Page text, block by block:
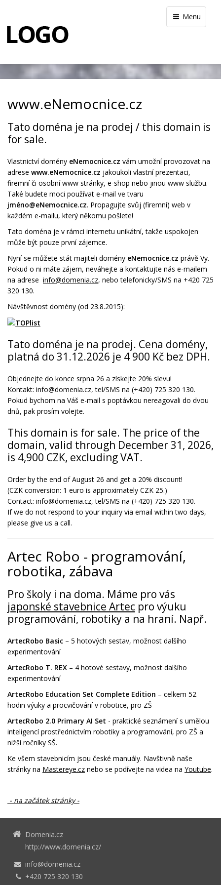
Menu
www.eNemocnice.cz
Tato doména je na prodej / this domain is
for sale.
Vlastnictví domény eNemocnice.cz vám umožní provozovat na
adrese www.eNemocnice.cz jakoukoli vlastní prezentaci,
firemní či osobní www stránky, e-shop nebo jinou www službu.
Také budete moci používat e-mail ve tvaru
jméno@eNemocnice.cz. Propagujte svůj (firemní) web v
každém e-mailu, který někomu pošlete!
Tato doména je v rámci internetu unikátní, takže uspokojen
může být pouze první zájemce.
Nyní se můžete stát majiteli domény eNemocnice.cz právě Vy.
Pokud o ni máte zájem, neváhejte a kontaktujte nás e-mailem
na adrese info@domenia.cz, nebo telefonicky/SMS na +420 725
320 130.
Návštěvnost domény (od 23.8.2015):
Tato doména je na prodej. Cena domény,
platná do 31.12.2026 je 4 900 Kč bez DPH.
Objednejte do konce srpna 26 a získejte 20% slevu!
Kontakt: info@domenia.cz, tel/SMS na (+420) 725 320 130.
Pokud bychom na Váš e-mail s poptávkou nereagovali do dvou
dnů, pak prosím volejte.
This domain is for sale. The price of the
domain, valid through December 31, 2026,
is 4,900 CZK, excluding VAT.
Order by the end of August 26 and get a 20% discount!
(CZK conversion: 1 euro is approximately CZK 25.)
Contact: info@domenia.cz, tel/SMS na (+420) 725 320 130.
If we do not respond to your inquiry via email within two days,
please give us a call.
Artec Robo - programování,
robotika, zábava
Pro školy i na doma. Máme pro vás
japonské stavebnice Artec pro výuku
programování, robotiky a na hraní. Např.
ArtecRobo Basic – 5 hotových sestav, možnost dalšího
experimentování
ArtecRobo T. REX – 4 hotové sestavy, možnost dalšího
experimentování
ArtecRobo Education Set Complete Edition – celkem 52
hodin výuky a procvičování v robotice, pro ZŠ
ArtecRobo 2.0 Primary AI Set - praktické seznámení s umělou
inteligencí prostřednictvím robotiky a programování, pro ZŠ a
nižší ročníky SŠ.
Ke všem stavebnicím jsou české manuály. Navštivně naše
stránky na Mastereye.cz nebo se podívejte na videa na Youtube.
- na začátek stránky -
Domenia.cz
http://www.domenia.cz/
info@domenia.cz
+420 725 320 130